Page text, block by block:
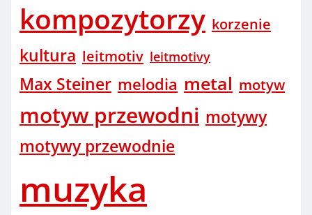
kompozytorzy korzenie
kultura leitmotiv leitmotivy
Max Steiner melodia metal motyw
motyw przewodni motywy
motywy przewodnie
muzyka